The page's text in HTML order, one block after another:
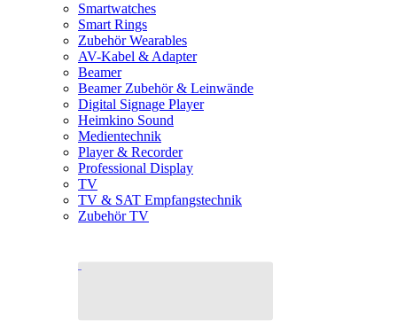
Smartwatches
Smart Rings
Zubehör Wearables
AV-Kabel & Adapter
Beamer
Beamer Zubehör & Leinwände
Digital Signage Player
Heimkino Sound
Medientechnik
Player & Recorder
Professional Display
TV
TV & SAT Empfangstechnik
Zubehör TV